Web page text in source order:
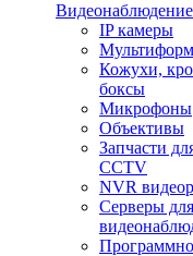
Видеонаблюдение
IP камеры
Кожухи,
боксы
Микрофоны
Объективы
Запчасти
CCTV
NVR
Серверы для